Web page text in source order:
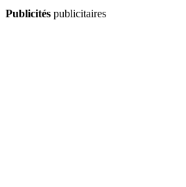
Publicités publicitaires